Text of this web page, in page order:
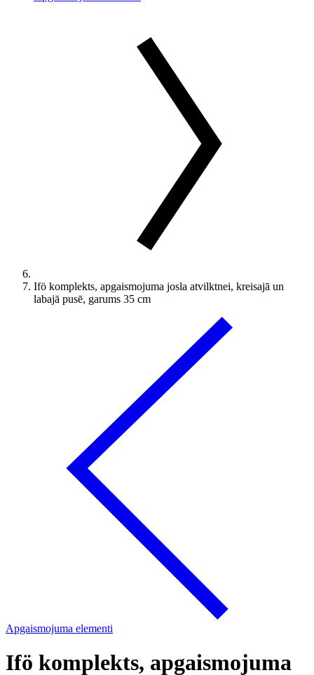
Ifö komplekts, apgaismojuma josla atvilktnei, kreisajā un
labajā pusē, garums 35 cm
Apgaismojuma elementi
Ifö komplekts, apgaismojuma